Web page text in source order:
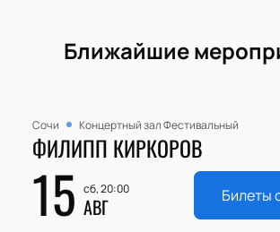
Ближайшие
Сочи Концертный зал Фестивальный
ФИЛИПП КИРКОРОВ
15 сб, 20:00
АВГ Билеты